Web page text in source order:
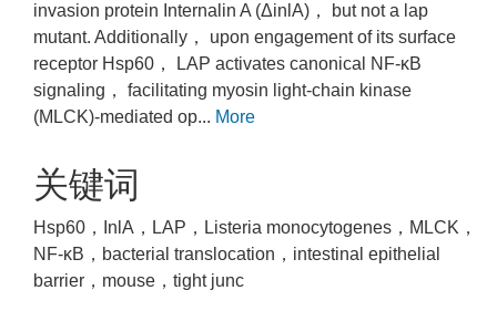
invasion protein Internalin A (ΔinlA)， but not a lap
mutant. Additionally， upon engagement of its surface
receptor Hsp60， LAP activates canonical NF-κB
signaling， facilitating myosin light-chain kinase
(MLCK)-mediated op... More
关键词
Hsp60，InlA，LAP，Listeria monocytogenes，MLCK，
NF-κB，bacterial translocation，intestinal epithelial
barrier，mouse，tight junc